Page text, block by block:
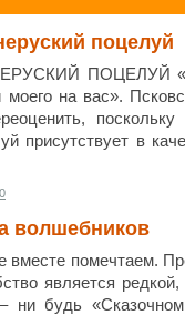
поцелуй
ПОЦЕЛУЙ
моего на вас».
присутствует в
0
волшебников
вместе помечтаем.
является
ни будь